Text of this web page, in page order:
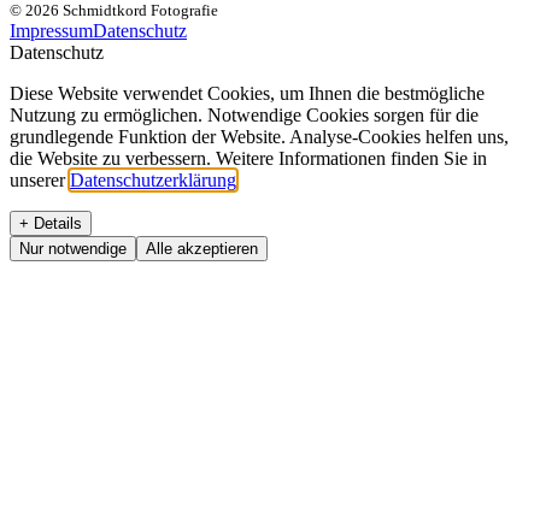
© 2026 Schmidtkord Fotografie
ImpressumDatenschutz
Datenschutz
Diese Website verwendet Cookies, um Ihnen die bestmögliche
Nutzung zu ermöglichen. Notwendige Cookies sorgen für die
grundlegende Funktion der Website. Analyse-Cookies helfen uns,
die Website zu verbessern. Weitere Informationen finden Sie in
unserer Datenschutzerklärung
+ Details
Nur notwendige
Alle akzeptieren